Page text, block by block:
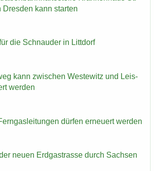
Dres­den kann star­ten
die Schnau­der in Litt­dorf
kann zwi­schen Wes­te­witz und Leis­
wer­den
dür­fen er­neu­ert wer­den
neuen Erd­gas­tras­se durch Sach­sen